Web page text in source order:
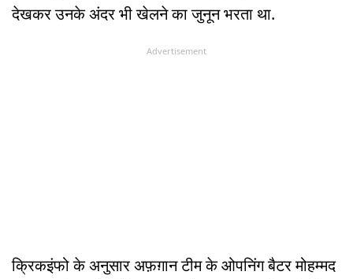
देखकर उनके अंदर भी खेलने का जुनून भरता था.
Advertisement
क्रिकइंफो के अनुसार अफ़ग़ान टीम के ओपनिंग बैटर मोहम्मद